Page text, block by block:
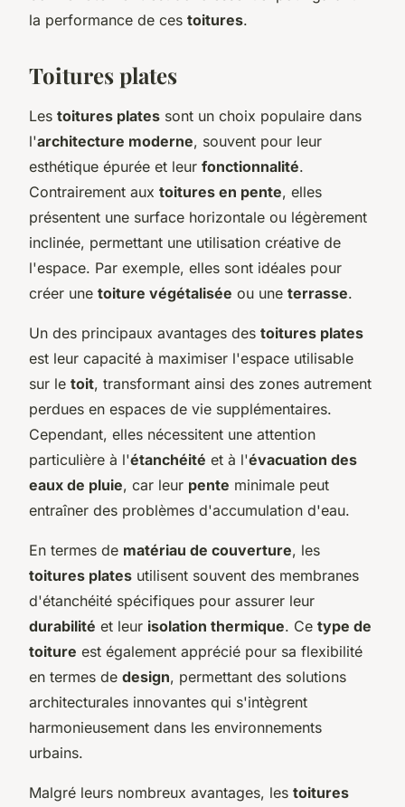
la performance de ces toitures.
Toitures plates
Les toitures plates sont un choix populaire dans
l'architecture moderne, souvent pour leur
esthétique épurée et leur fonctionnalité.
Contrairement aux toitures en pente, elles
présentent une surface horizontale ou légèrement
inclinée, permettant une utilisation créative de
l'espace. Par exemple, elles sont idéales pour
créer une toiture végétalisée ou une terrasse.
Un des principaux avantages des toitures plates
est leur capacité à maximiser l'espace utilisable
sur le toit, transformant ainsi des zones autrement
perdues en espaces de vie supplémentaires.
Cependant, elles nécessitent une attention
particulière à l'étanchéité et à l'évacuation des
eaux de pluie, car leur pente minimale peut
entraîner des problèmes d'accumulation d'eau.
En termes de matériau de couverture, les
toitures plates utilisent souvent des membranes
d'étanchéité spécifiques pour assurer leur
durabilité et leur isolation thermique. Ce type de
toiture est également apprécié pour sa flexibilité
en termes de design, permettant des solutions
architecturales innovantes qui s'intègrent
harmonieusement dans les environnements
urbains.
Malgré leurs nombreux avantages, les toitures